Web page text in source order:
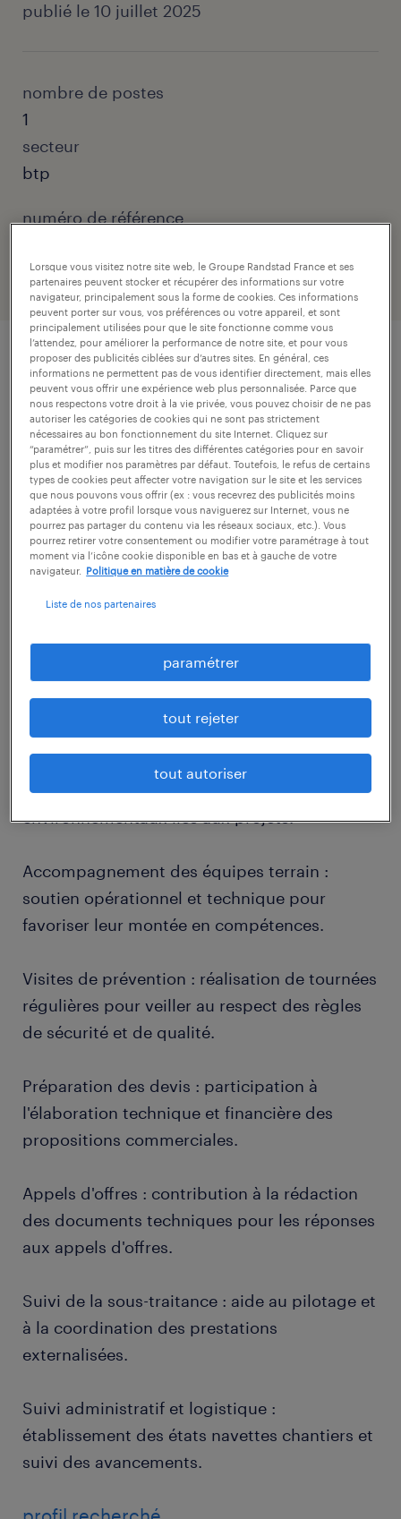
publié le 10 juillet 2025
nombre de postes
1
secteur
btp
numéro de référence
description.
descriptif du poste
En étroite collaboration avec le Responsable
d'Affaires et le pôle automatisme, vous
contribuerez à la gestion technique, humaine
et financière de projets industriels en
électricité. Vos responsabilités incluront :
Proposition de moyens humains : évaluation
des besoins en ressources pour garantir la
réussite des chantiers.
Analyse des risques : identification des
risques techniques, humains ou
environnementaux liés aux projets.
Accompagnement des équipes terrain :
soutien opérationnel et technique pour
favoriser leur montée en compétences.
Visites de prévention : réalisation de tournées
régulières pour veiller au respect des règles
de sécurité et de qualité.
Préparation des devis : participation à
l'élaboration technique et financière des
propositions commerciales.
Appels d'offres : contribution à la rédaction
des documents techniques pour les réponses
aux appels d'offres.
Suivi de la sous-traitance : aide au pilotage et
à la coordination des prestations
externalisées.
Suivi administratif et logistique :
établissement des états navettes chantiers et
suivi des avancements.
Lorsque vous visitez notre site web, le Groupe Randstad France et ses
partenaires peuvent stocker et récupérer des informations sur votre
navigateur, principalement sous la forme de cookies. Ces informations
peuvent porter sur vous, vos préférences ou votre appareil, et sont
principalement utilisées pour que le site fonctionne comme vous
l’attendez, pour améliorer la performance de notre site, et pour vous
proposer des publicités ciblées sur d’autres sites. En général, ces
informations ne permettent pas de vous identifier directement, mais elles
peuvent vous offrir une expérience web plus personnalisée. Parce que
nous respectons votre droit à la vie privée, vous pouvez choisir de ne pas
autoriser les catégories de cookies qui ne sont pas strictement
nécessaires au bon fonctionnement du site Internet. Cliquez sur
“paramétrer”, puis sur les titres des différentes catégories pour en savoir
plus et modifier nos paramètres par défaut. Toutefois, le refus de certains
types de cookies peut affecter votre navigation sur le site et les services
que nous pouvons vous offrir (ex : vous recevrez des publicités moins
adaptées à votre profil lorsque vous naviguerez sur Internet, vous ne
pourrez pas partager du contenu via les réseaux sociaux, etc.). Vous
pourrez retirer votre consentement ou modifier votre paramétrage à tout
moment via l’icône cookie disponible en bas et à gauche de votre
navigateur.
Politique en matière de cookie
Liste de nos partenaires
paramétrer
tout rejeter
tout autoriser